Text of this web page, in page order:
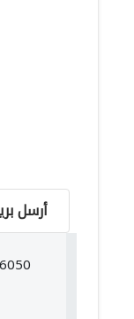
أرسل